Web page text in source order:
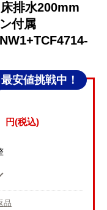
排水200mm
付属
最安値挑戦中！
円(税込)
品